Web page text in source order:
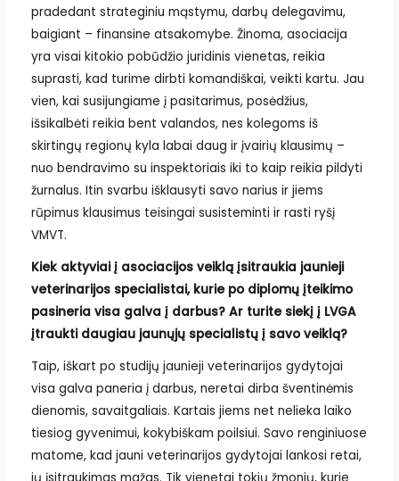
pradedant strateginiu mąstymu, darbų delegavimu,
baigiant – finansine atsakomybe. Žinoma, asociacija
yra visai kitokio pobūdžio juridinis vienetas, reikia
suprasti, kad turime dirbti komandiškai, veikti kartu. Jau
vien, kai susijungiame į pasitarimus, posėdžius,
išsikalbėti reikia bent valandos, nes kolegoms iš
skirtingų regionų kyla labai daug ir įvairių klausimų –
nuo bendravimo su inspektoriais iki to kaip reikia pildyti
žurnalus. Itin svarbu išklausyti savo narius ir jiems
rūpimus klausimus teisingai susisteminti ir rasti ryšį
VMVT.
Kiek aktyviai į asociacijos veiklą įsitraukia jaunieji
veterinarijos specialistai, kurie po diplomų įteikimo
pasineria visa galva į darbus? Ar turite siekį į LVGA
įtraukti daugiau jaunųjų specialistų į savo veiklą?
Taip, iškart po studijų jaunieji veterinarijos gydytojai
visa galva paneria į darbus, neretai dirba šventinėmis
dienomis, savaitgaliais. Kartais jiems net nelieka laiko
tiesiog gyvenimui, kokybiškam poilsiui. Savo renginiuose
matome, kad jauni veterinarijos gydytojai lankosi retai,